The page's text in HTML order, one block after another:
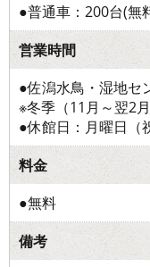
●普通車：200台(無
営業時間
●佐潟水鳥・湿地セ
※冬季（11月～翌2
●休館日：月曜日（
料金
●無料
備考